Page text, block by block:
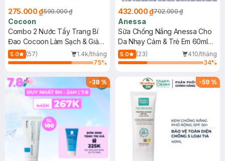
275.000 ₫590.000 ₫
Cocoon
Combo 2 Nước Tẩy Trang Bí
Đao Cocoon Làm Sạch & Giảm
Dầu 500ml
5.0 (57)
1.4k/tháng
75%
432.000 ₫702.000 ₫
Anessa
Sữa Chống Nắng Anessa Cho
Da Nhạy Cảm & Trẻ Em 60ml
(Mới)
5.0 (23)
410/tháng
34%
-38% -59 %